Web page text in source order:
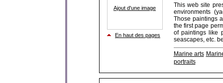
Ajout d'une image
En haut des pages
This web site
environments
Those paintings
the first page
of paintings like
seascapes, etc.
Marine arts
portraits